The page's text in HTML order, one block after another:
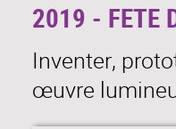
2019 - FETE
Inventer,
œuvre